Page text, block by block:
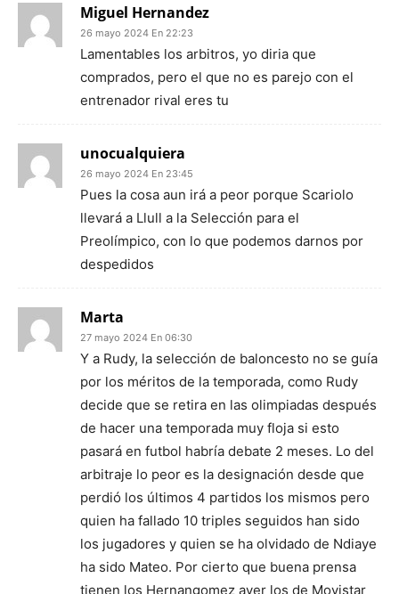
Miguel Hernandez
26 mayo 2024 En 22:23
Lamentables los arbitros, yo diria que
comprados, pero el que no es parejo con el
entrenador rival eres tu
unocualquiera
26 mayo 2024 En 23:45
Pues la cosa aun irá a peor porque Scariolo
llevará a Llull a la Selección para el
Preolímpico, con lo que podemos darnos por
despedidos
Marta
27 mayo 2024 En 06:30
Y a Rudy, la selección de baloncesto no se guía
por los méritos de la temporada, como Rudy
decide que se retira en las olimpiadas después
de hacer una temporada muy floja si esto
pasará en futbol habría debate 2 meses. Lo del
arbitraje lo peor es la designación desde que
perdió los últimos 4 partidos los mismos pero
quien ha fallado 10 triples seguidos han sido
los jugadores y quien se ha olvidado de Ndiaye
ha sido Mateo. Por cierto que buena prensa
tienen los Hernangomez ayer los de Movistar